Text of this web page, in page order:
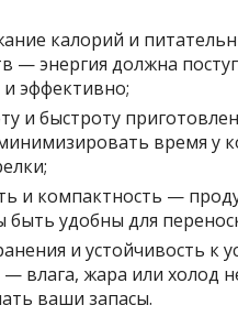
калорий и
— энергия должна
эффективно;
и быстроту
время у
и компактность —
быть удобны для
и устойчивость к
— влага, жара или холод
ваши запасы.